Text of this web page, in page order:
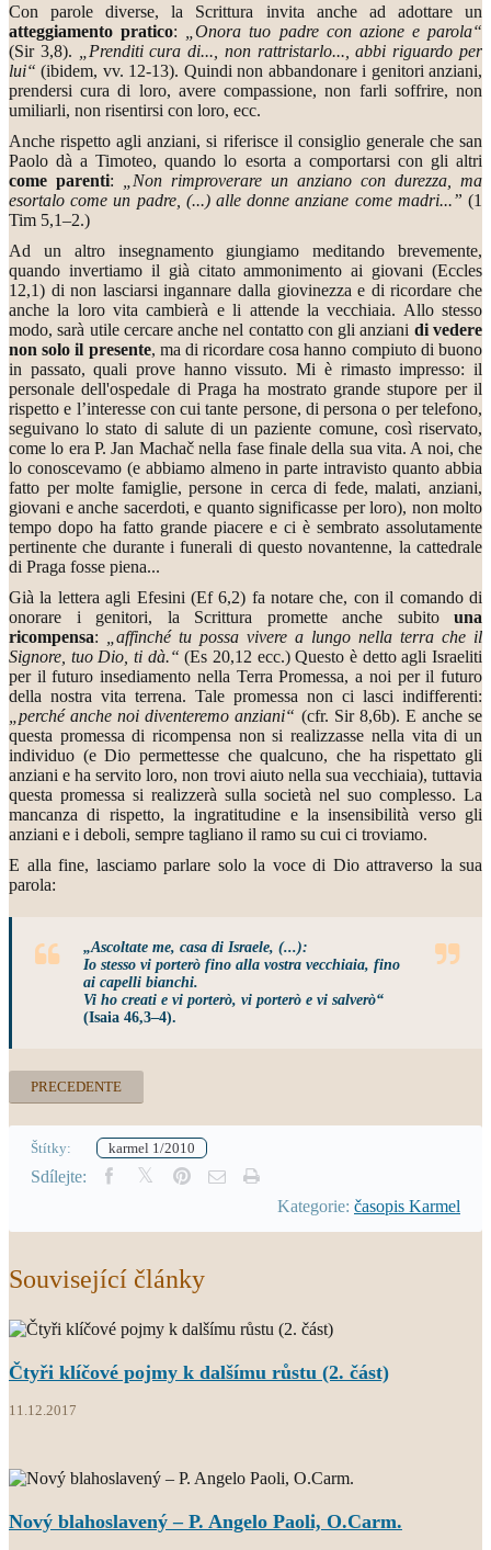
Con parole diverse, la Scrittura invita anche ad adottare un
atteggiamento pratico:
„Onora tuo padre con azione e parola“
(Sir 3,8).
„Prenditi cura di..., non rattristarlo..., abbi riguardo per
lui“ (ibidem, vv. 12-13). Quindi non abbandonare i genitori anziani,
prendersi cura di loro, avere compassione, non farli soffrire, non
umiliarli, non risentirsi con loro, ecc.
Anche rispetto agli anziani, si riferisce il consiglio generale che san
Paolo dà a Timoteo, quando lo esorta a comportarsi con gli altri
come parenti:
„Non rimproverare un anziano con durezza, ma
esortalo come un padre, (...) alle donne anziane come madri...” (1
Tim 5,1–2.)
Ad un altro insegnamento giungiamo meditando brevemente,
quando invertiamo il già citato ammonimento ai giovani (Eccles
12,1) di non lasciarsi ingannare dalla giovinezza e di ricordare che
anche la loro vita cambierà e li attende la vecchiaia. Allo stesso
modo, sarà utile cercare anche nel contatto con gli anziani di vedere
non solo il presente, ma di ricordare cosa hanno compiuto di buono
in passato, quali prove hanno vissuto. Mi è rimasto impresso: il
personale dell'ospedale di Praga ha mostrato grande stupore per il
rispetto e l’interesse con cui tante persone, di persona o per telefono,
seguivano lo stato di salute di un paziente comune, così riservato,
come lo era P. Jan Machač nella fase finale della sua vita. A noi, che
lo conoscevamo (e abbiamo almeno in parte intravisto quanto abbia
fatto per molte famiglie, persone in cerca di fede, malati, anziani,
giovani e anche sacerdoti, e quanto significasse per loro), non molto
tempo dopo ha fatto grande piacere e ci è sembrato assolutamente
pertinente che durante i funerali di questo novantenne, la cattedrale
di Praga fosse piena...
Già la lettera agli Efesini (Ef 6,2) fa notare che, con il comando di
onorare i genitori, la Scrittura promette anche subito una
ricompensa:
„affinché tu possa vivere a lungo nella terra che il
Signore, tuo Dio, ti dà.“ (Es 20,12 ecc.) Questo è detto agli Israeliti
per il futuro insediamento nella Terra Promessa, a noi per il futuro
della nostra vita terrena. Tale promessa non ci lasci indifferenti:
„perché anche noi diventeremo anziani“ (cfr. Sir 8,6b). E anche se
questa promessa di ricompensa non si realizzasse nella vita di un
individuo (e Dio permettesse che qualcuno, che ha rispettato gli
anziani e ha servito loro, non trovi aiuto nella sua vecchiaia), tuttavia
questa promessa si realizzerà sulla società nel suo complesso. La
mancanza di rispetto, la ingratitudine e la insensibilità verso gli
anziani e i deboli, sempre tagliano il ramo su cui ci troviamo.
E alla fine, lasciamo parlare solo la voce di Dio attraverso la sua
parola:
„Ascoltate me, casa di Israele, (...):
Io stesso vi porterò fino alla vostra vecchiaia, fino
ai capelli bianchi.
Vi ho creati e vi porterò, vi porterò e vi salverò“
(Isaia 46,3–4).
PRECEDENTE
Štítky: karmel 1/2010
Sdílejte:
Kategorie: časopis Karmel
Související články
Čtyři klíčové pojmy k dalšímu růstu (2. část)
11.12.2017
Nový blahoslavený – P. Angelo Paoli, O.Carm.